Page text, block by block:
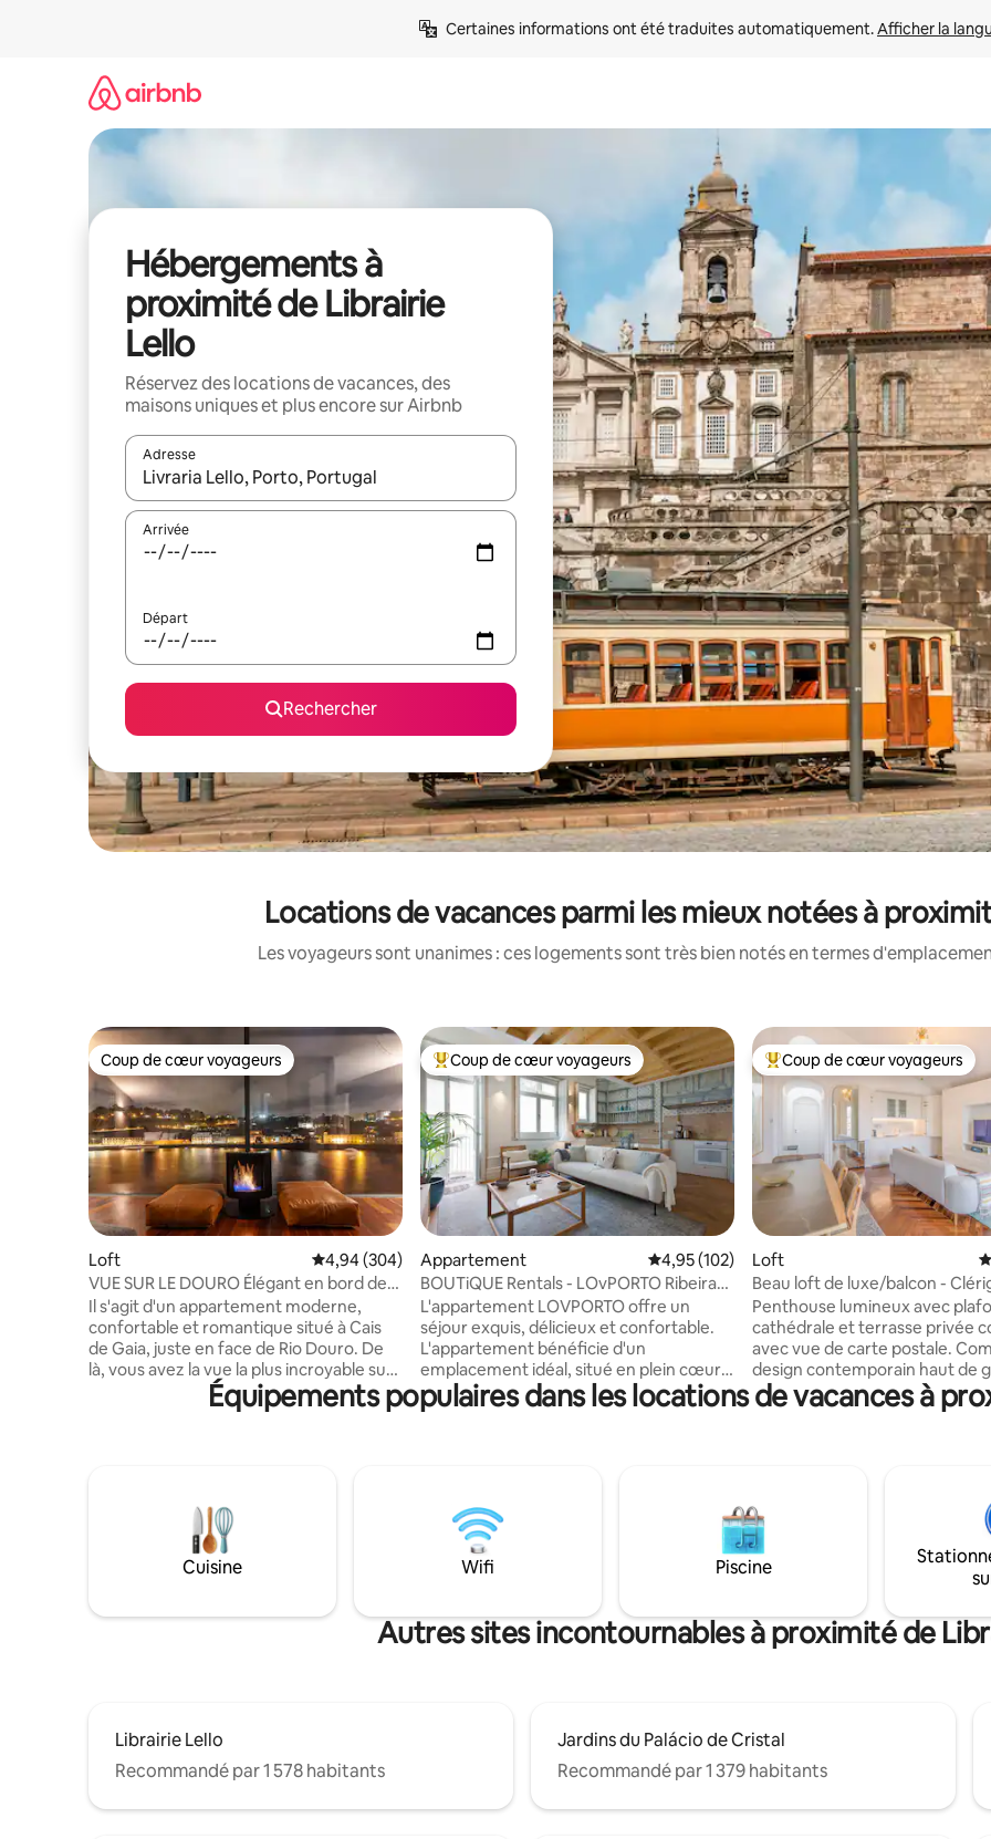
Certaines informations ont été traduites automatiquement. Afficher la
Hébergements à
proximité de Librairie
Lello
Réservez des locations de vacances, des
maisons uniques et plus encore sur Airbnb
Adresse
Lorsque les résultats s'affichent, utilisez les flèches vers le haut et vers le bas pour les parcourir ou en appuyant et en
Arrivée
Départ
Rechercher
Locations de vacances parmi les mieux notées à
Les voyageurs sont unanimes : ces logements sont très bien notés en termes
Coup de cœur voyageurs
Coup de cœur voyageurs
Loft Évaluation moyenne sur la base de 304 commentaires : 4,94 sur 5
4,94 (304)
VUE SUR LE DOURO Élégant en bord de
rivière
Il s'agit d'un appartement moderne,
confortable et romantique situé à Cais
de Gaia, juste en face de Rio Douro. De
là, vous avez la vue la plus incroyable sur
Porto et son quartier historique de
My Douro View vous offrira une
expérience unique dans la ville tout en
ayant tout le confort nécessaire pour
passer des jours inoubliables et relaxants.
Coups de cœur voyageurs les plus appréciés
Coup de cœur voyageurs
Appartement Évaluation moyenne sur la base de 102
4,95 (102)
BOUTiQUE Rentals - LOvPORTO Ribeira
centre historique
L'appartement LOVPORTO offre un
séjour exquis, délicieux et confortable.
L'appartement bénéficie d'un
emplacement idéal, situé en plein cœur
du centre historique, dans une petite rue
à 1 min de la rue piétonne Rua das Flores,
l'UNESCO, et du pont D. Luis. Les stations
de métro/train de São Bento sont à
2 minutes à pied et la tour des Clercs et la
librairie Lello sont à 5 minutes à pied.
Coups de cœur voyageurs les
Coup de cœur voyageurs
Loft
Beau loft de luxe/balcon -
climatisation 4D
Penthouse lumineux avec
cathédrale et terrasse privée
avec vue de carte postale.
design contemporain haut de
des touches de confort
dispose d'un lustre Murano
ascenseur à partir du 1er étage.
de bain en marbre dispose
à effet pluie et d'un bidet. La base idéale
pour 1 à 2 personnes qui
profiter du meilleur de Porto.
Équipements populaires dans les locations de vacances à
Cuisine Wifi Piscine
Autres sites incontournables à proximité de
Librairie Lello
Recommandé par 1 578 habitants
Jardins du Palácio de Cristal
Recommandé par 1 379 habitants